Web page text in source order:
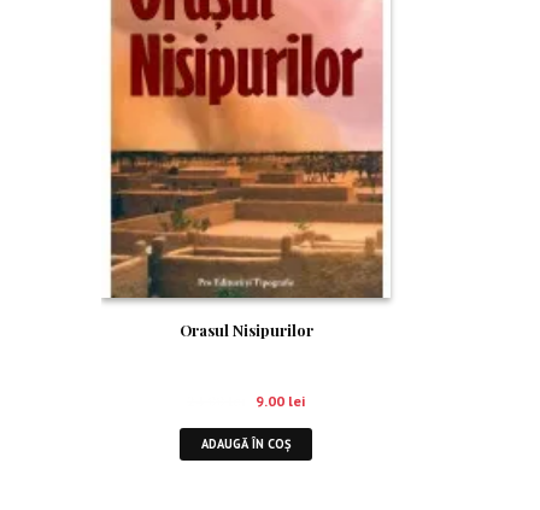
Orasul Nisipurilor
9.00 lei
ADAUGĂ ÎN COȘ